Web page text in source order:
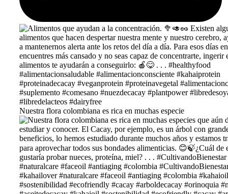
Nuestra flora colombiana es rica en muchas especie